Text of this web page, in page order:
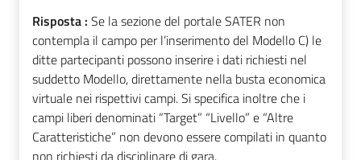
Risposta : Se la sezione del portale SATER non
contempla il campo per l’inserimento del Modello C) le
ditte partecipanti possono inserire i dati richiesti nel
suddetto Modello, direttamente nella busta economica
virtuale nei rispettivi campi. Si specifica inoltre che i
campi liberi denominati “Target” “Livello” e “Altre
Caratteristiche” non devono essere compilati in quanto
non richiesti da disciplinare di gara.